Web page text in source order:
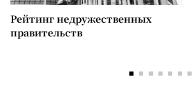
Рейтинг недружественных
правительств